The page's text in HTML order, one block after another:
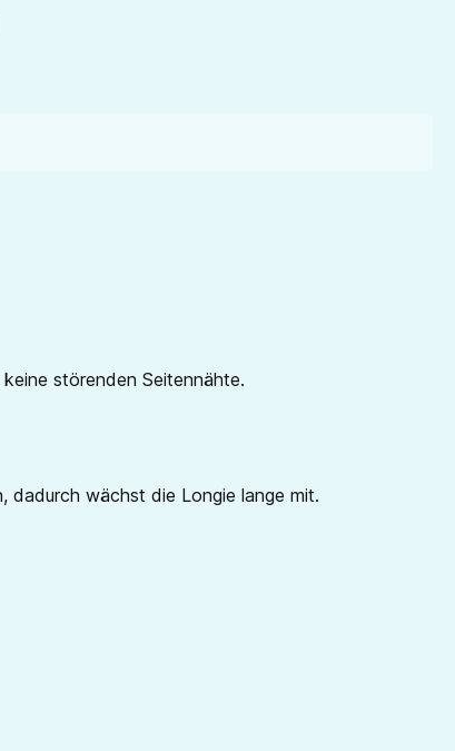
störenden Seitennähte.
dadurch wächst die Longie lange mit.